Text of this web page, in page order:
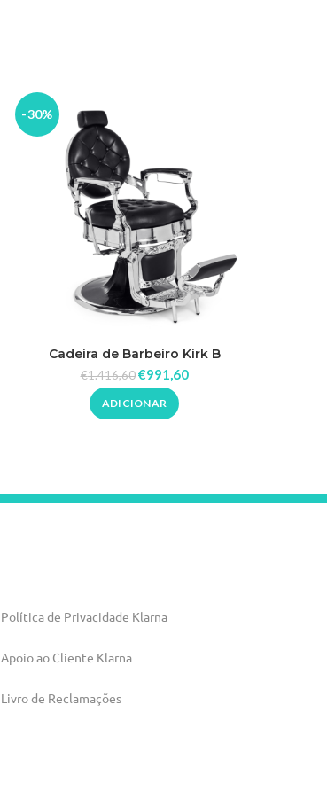
-30%
Cadeira de Barbeiro Kirk B
€1.416,60 €991,60
ADICIONAR
Política de Privacidade Klarna
Apoio ao Cliente Klarna
Livro de Reclamações